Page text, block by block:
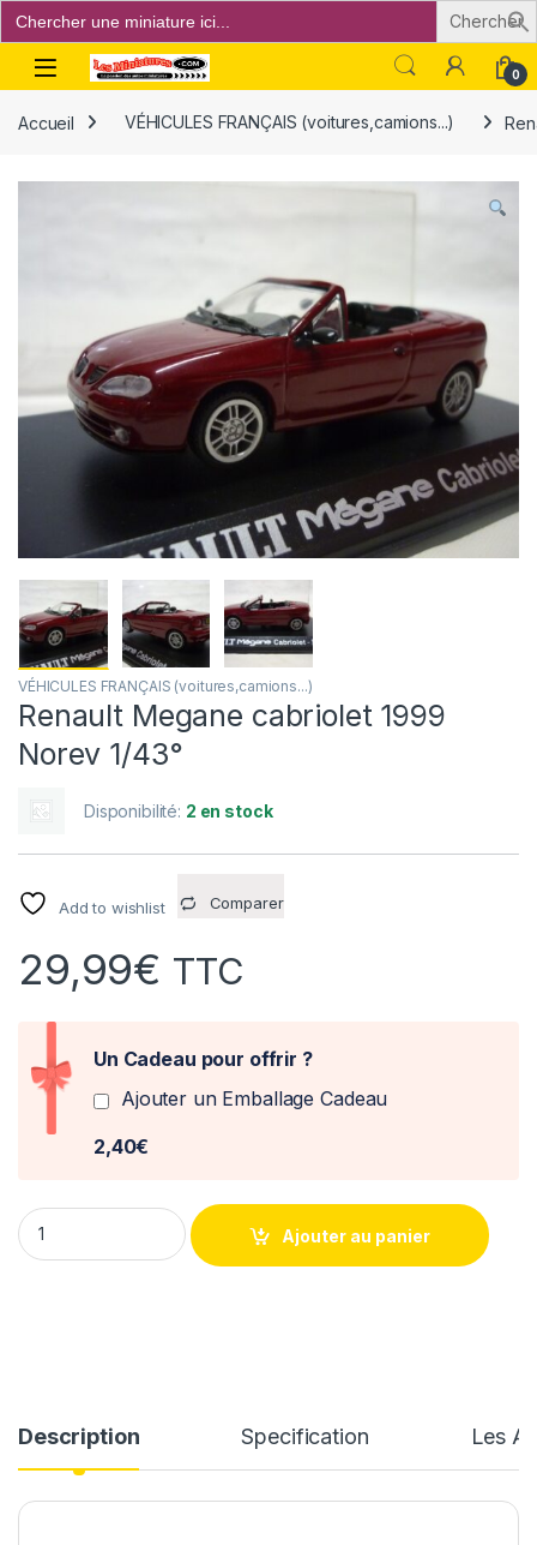
Search
for:
Open 0
Accueil VÉHICULES FRANÇAIS (voitures,camions...)
VÉHICULES FRANÇAIS (voitures,camions...)
Renault Megane cabriolet 1999
Norev 1/43°
Disponibilité: 2 en stock
Add to wishlist Comparer
29,99€ TTC
Un Cadeau pour offrir ?
Ajouter un Emballage Cadeau
2,40€
Renault Megane cabriolet 1999 Norev 1/43° quantity
Ajouter au panier
Description Specification Les